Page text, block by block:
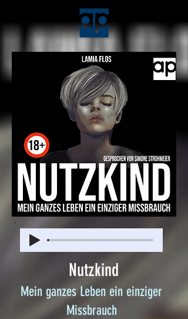
Nutzkind
Mein ganzes Leben ein einziger
Missbrauch